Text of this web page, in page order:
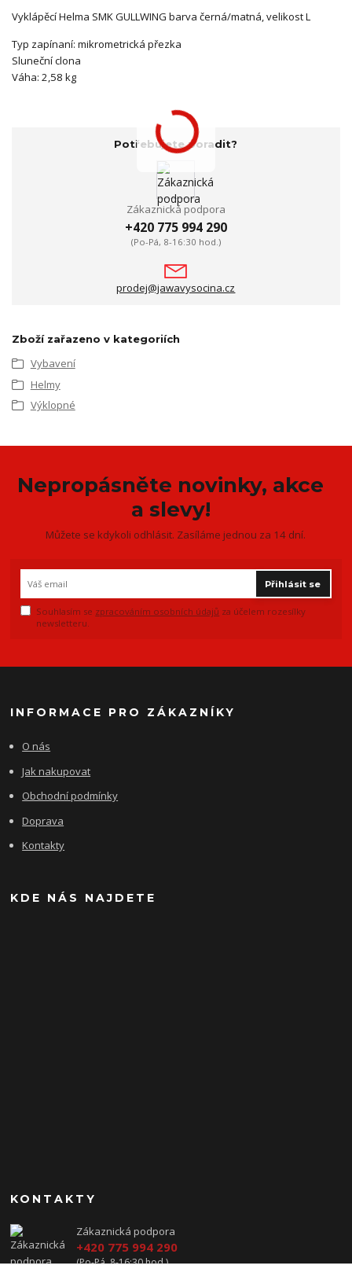
Vyklápěcí Helma SMK GULLWING barva černá/matná, velikost L
Typ zapínaní: mikrometrická přezka
Sluneční clona
Váha: 2,58 kg
Potřebujete poradit?
Zákaznická podpora
+420 775 994 290
(Po-Pá, 8-16:30 hod.)
prodej@jawavysocina.cz
Zboží zařazeno v kategoriích
Vybavení
Helmy
Výklopné
Nepropásněte novinky, akce
a slevy!
Můžete se kdykoli odhlásit. Zasíláme jednou za 14 dní.
Přihlásit se
Souhlasím se zpracováním osobních údajů za účelem rozesílky
newsletteru.
INFORMACE PRO ZÁKAZNÍKY
O nás
Jak nakupovat
Obchodní podmínky
Doprava
Kontakty
KDE NÁS NAJDETE
KONTAKTY
Zákaznická podpora
+420 775 994 290
(Po-Pá, 8-16:30 hod.)